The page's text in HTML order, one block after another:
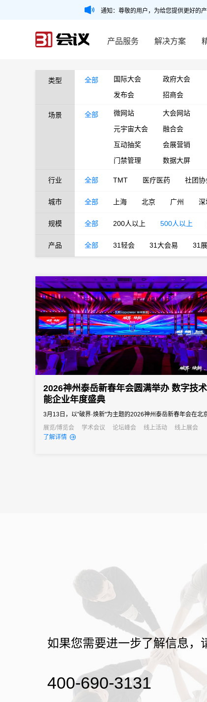
通知：尊敬的用户，为给您提供更好的
产品服务 解决方案
类型 全部 国际大会 政府大会
发布会
招商会
场景 全部 微网站 大会网站
元宇宙大会
融合会
互动抽奖
会展营销
门禁管理
数据大屏
行业 全部 TMT 医疗医药 社团协
城市 全部 上海 北京 广州 深
规模 全部 200人以上 500人以上
产品 全部 31轻会 31大会易 31
2026神州泰岳新春年会圆满举办 数字技
能企业年度盛典
3月13日，以"破界·焕新"为主题的2026神州泰岳新春年会在北
家会议中心成功举办。来自全国的1600余名泰岳人齐聚一堂，
2025奋进征程，共启AI时代的战略新征程，以"破认知之界、破
展览/博览会 学术会议 论坛峰会 线上活动
线上展会
了解详情
如果您需要进一步了解信息，
400-690-3131